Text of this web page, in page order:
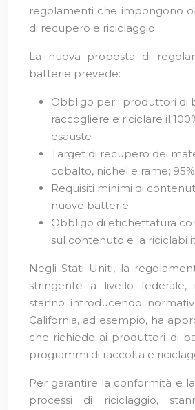
regolamenti che impongono
di recupero e riciclaggio.
La nuova proposta di
batterie prevede:
Obbligo per i produttori di
raccogliere e riciclare il
esauste
Target di recupero dei
cobalto, nichel e rame;
Requisiti minimi di
nuove batterie
Obbligo di etichettatura
sul contenuto e la
Negli Stati Uniti, la
stringente a livello federale,
stanno introducendo
California, ad esempio, ha
che richiede ai produttori di
programmi di raccolta e
Per garantire la conformità e
processi di riciclaggio,